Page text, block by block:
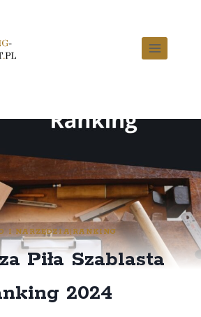
I NARZĘDZIA| RANKING
Piła Szablasta
2024